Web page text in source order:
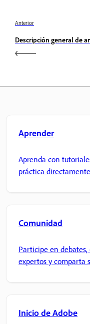
Anterior
Descripción general de
Aprender
Aprenda con
práctica
Comunidad
Participe en
expertos y comparta
Inicio de Adobe